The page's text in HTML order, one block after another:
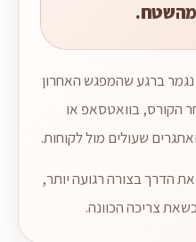
מהשטח.
נגמר ברגע שהמפגש האחרון
הקורס, בוואטסאפ או
שעולים מול לקוחות.
הדרך בצורה רגועה יותר,
צריכה הכוונה.